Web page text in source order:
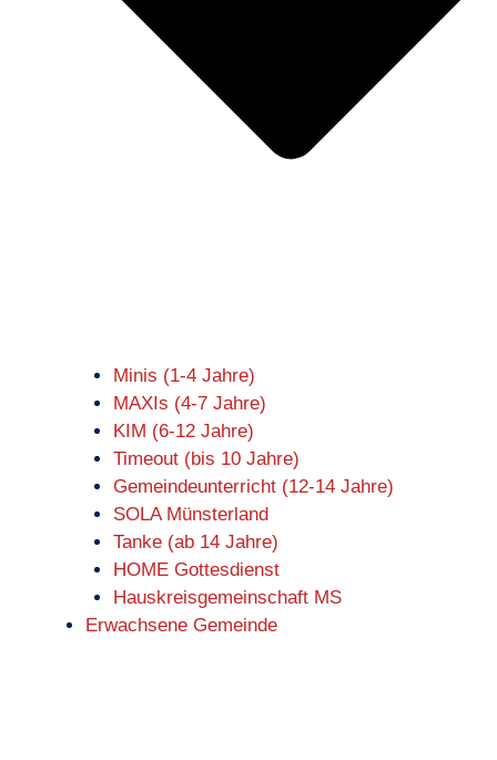
Minis (1-4 Jahre)
MAXIs (4-7 Jahre)
KIM (6-12 Jahre)
Timeout (bis 10 Jahre)
Gemeindeunterricht (12-14 Jahre)
SOLA Münsterland
Tanke (ab 14 Jahre)
HOME Gottesdienst
Hauskreisgemeinschaft MS
Erwachsene Gemeinde